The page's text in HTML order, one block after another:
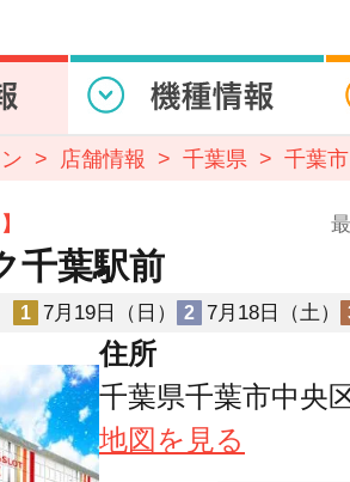
店舗情報 千葉県 千葉
千葉駅前
1 7月19日（日） 2 7月18日（土）
住所
千葉県千葉市中央
地図を見る